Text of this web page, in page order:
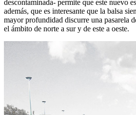
descontaminada- permite que este nuevo
además, que es interesante que la balsa
mayor profundidad discurre una pasarela
el ámbito de norte a sur y de este a oeste.